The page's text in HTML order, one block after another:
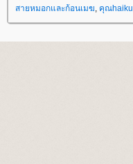
สายหมอกและก้อนเมฆ, คุณhaiku